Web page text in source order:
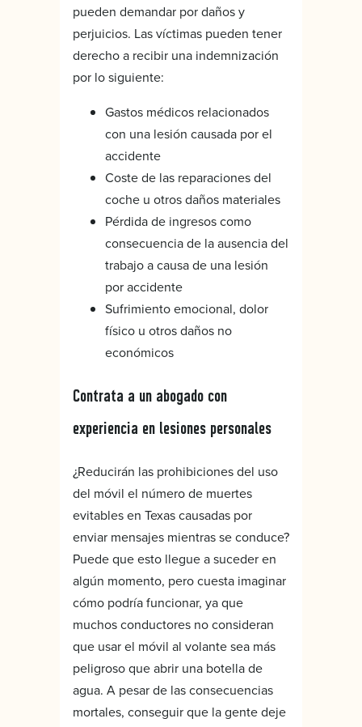
pueden demandar por daños y
perjuicios. Las víctimas pueden tener
derecho a recibir una indemnización
por lo siguiente:
Gastos médicos relacionados
con una lesión causada por el
accidente
Coste de las reparaciones del
coche u otros daños materiales
Pérdida de ingresos como
consecuencia de la ausencia del
trabajo a causa de una lesión
por accidente
Sufrimiento emocional, dolor
físico u otros daños no
económicos
Contrata a un abogado con
experiencia en lesiones personales
¿Reducirán las prohibiciones del uso
del móvil el número de muertes
evitables en Texas causadas por
enviar mensajes mientras se conduce?
Puede que esto llegue a suceder en
algún momento, pero cuesta imaginar
cómo podría funcionar, ya que
muchos conductores no consideran
que usar el móvil al volante sea más
peligroso que abrir una botella de
agua. A pesar de las consecuencias
mortales, conseguir que la gente deje